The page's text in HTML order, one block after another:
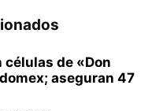
de «Don
aseguran 47